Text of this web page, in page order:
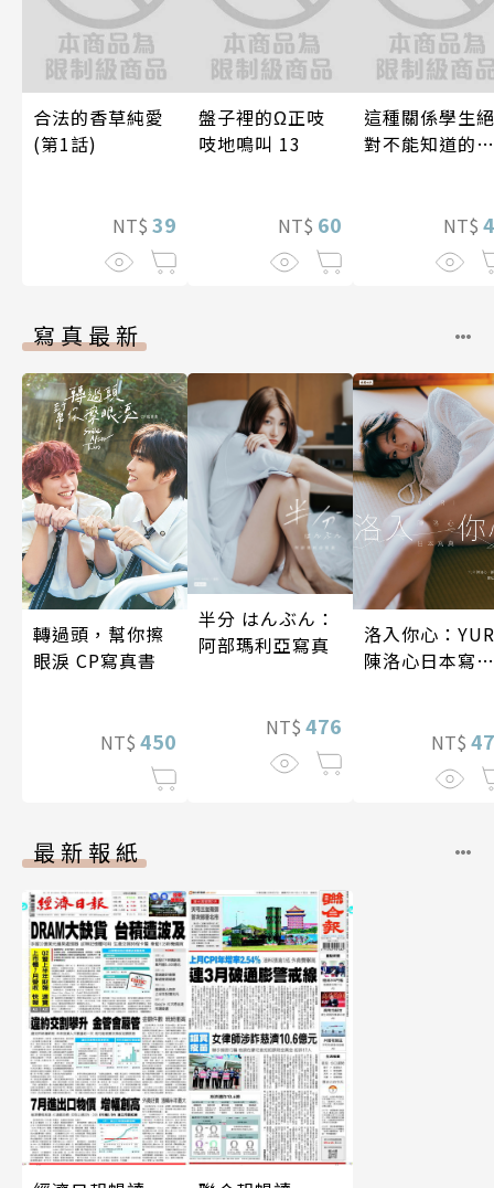
合法的香草純愛
(第1話)
NT$ 39
盤子裡的Ω正吱
吱地鳴叫 13
NT$ 60
這種關係學生絕
對不能知道的
兩人是甜蜜的現
在進行式～ 04
NT$
寫真最新
轉過頭，幫你擦
眼淚 CP寫真書
NT$ 450
半分 はんぶん：
阿部瑪利亞寫真
NT$ 476
洛入你心：
陳洛心日本寫真
NT$
最新報紙